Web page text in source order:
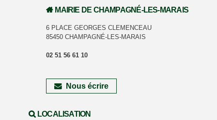
MAIRIE DE CHAMPAGNÉ-LES-MARAIS
6 PLACE GEORGES CLEMENCEAU
85450 CHAMPAGNÉ-LES-MARAIS
02 51 56 61 10
Nous écrire
LOCALISATION